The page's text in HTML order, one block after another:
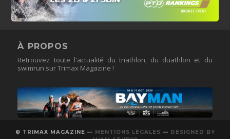
À PROPOS
Retrouvez toute l'actualité du triathlon, du duathlon et du
swimrun sur Trimax Magazine !
© TRIMAX MAGAZINE — MENTIONS LÉGALES — DESIGNED BY